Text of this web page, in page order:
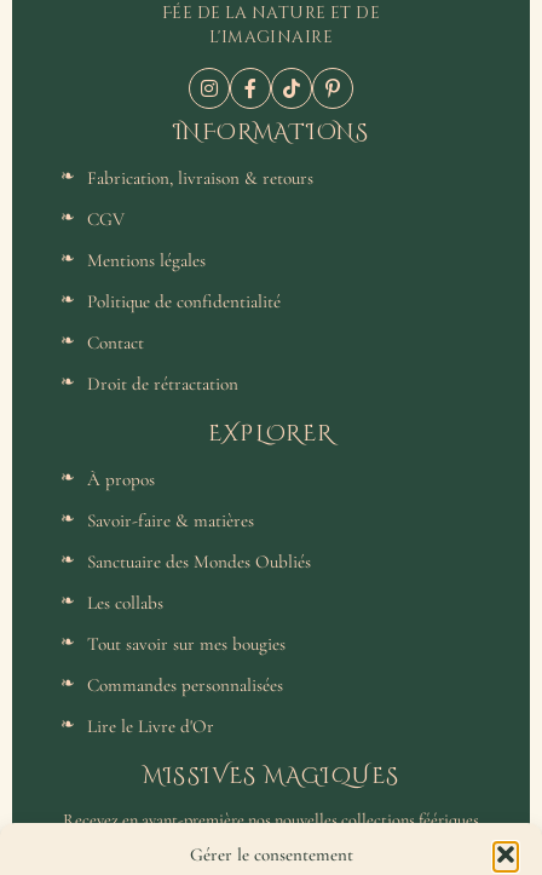
Gérer le consentement
Fée de la nature et de
l'imaginaire
INFORMATIONS
Fabrication, livraison & retours
CGV
Mentions légales
Politique de confidentialité
Contact
Droit de rétractation
EXPLORER
À propos
Savoir-faire & matières
Sanctuaire des Mondes Oubliés
Les collabs
Tout savoir sur mes bougies
Commandes personnalisées
Lire le Livre d'Or
MISSIVES MAGIQUES
Recevez en avant-première nos nouvelles collections féériques
et un accès privilégié aux coulisses de l'atelier.